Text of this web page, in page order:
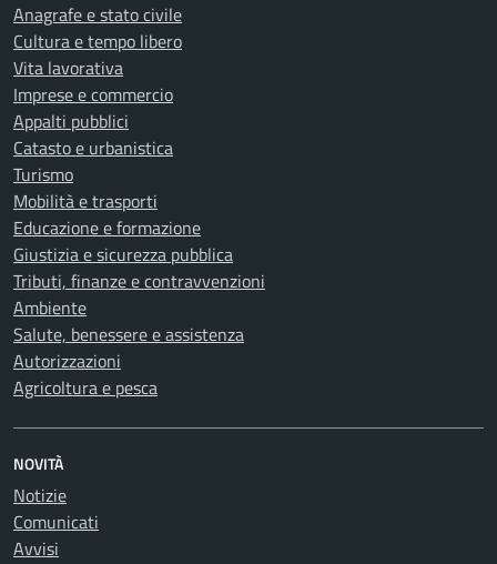
Anagrafe e stato civile
Cultura e tempo libero
Vita lavorativa
Imprese e commercio
Appalti pubblici
Catasto e urbanistica
Turismo
Mobilità e trasporti
Educazione e formazione
Giustizia e sicurezza pubblica
Tributi, finanze e contravvenzioni
Ambiente
Salute, benessere e assistenza
Autorizzazioni
Agricoltura e pesca
NOVITÀ
Notizie
Comunicati
Avvisi